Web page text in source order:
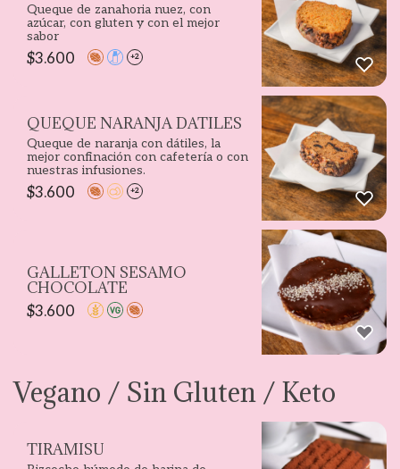
Queque de zanahoria nuez, con
azúcar, con gluten y con el mejor
sabor
$3.600 +2
QUEQUE NARANJA DATILES
Queque de naranja con dátiles, la
mejor confinación con cafetería o con
nuestras infusiones.
$3.600 +2
GALLETON SESAMO
CHOCOLATE
$3.600
Vegano / Sin Gluten / Keto
TIRAMISU